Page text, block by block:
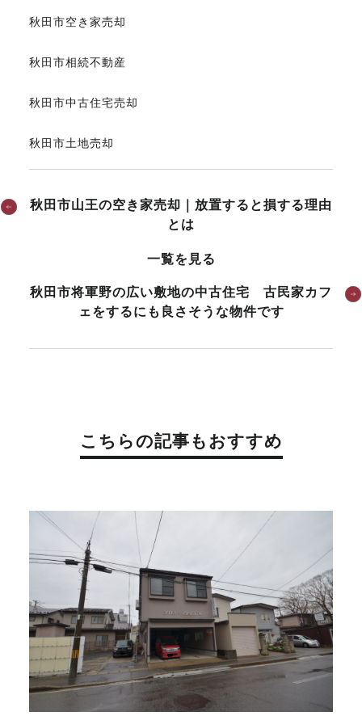
秋田市空き家売却
秋田市相続不動産
秋田市中古住宅売却
秋田市土地売却
秋田市山王の空き家売却｜放置すると損する理由
とは
一覧を見る
秋田市将軍野の広い敷地の中古住宅 古民家カフ
ェをするにも良さそうな物件です
こちらの記事もおすすめ